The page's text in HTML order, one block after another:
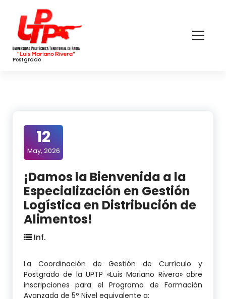
Content
Postgrado
12
May, 2026
¡Damos la Bienvenida a la
Especialización en Gestión
Logística en Distribución de
Alimentos!
Inf.
La Coordinación de Gestión de Currículo y
Postgrado de la UPTP «Luis Mariano Rivera» abre
inscripciones para el Programa de Formación
Avanzada de 5° Nivel equivalente a: